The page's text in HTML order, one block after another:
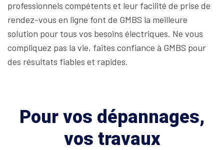
professionnels compétents et leur facilité de prise de
rendez-vous en ligne font de GMBS la meilleure
solution pour tous vos besoins électriques. Ne vous
compliquez pas la vie, faites confiance à GMBS pour
des résultats fiables et rapides.
Pour vos dépannages,
vos travaux